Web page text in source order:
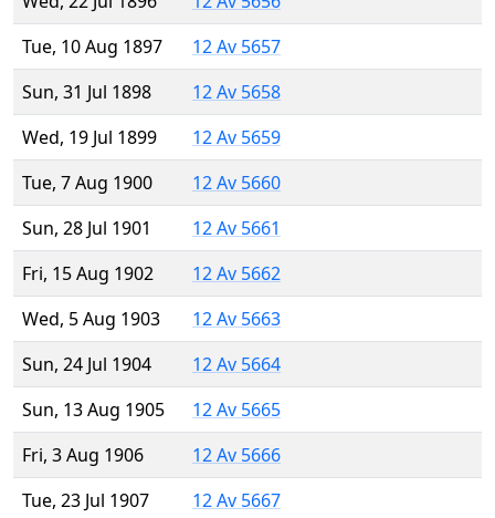
Tue, 10 Aug 1897
12 Av 5657
Sun, 31 Jul 1898
12 Av 5658
Wed, 19 Jul 1899
12 Av 5659
Tue, 7 Aug 1900
12 Av 5660
Sun, 28 Jul 1901
12 Av 5661
Fri, 15 Aug 1902
12 Av 5662
Wed, 5 Aug 1903
12 Av 5663
Sun, 24 Jul 1904
12 Av 5664
Sun, 13 Aug 1905
12 Av 5665
Fri, 3 Aug 1906
12 Av 5666
Tue, 23 Jul 1907
12 Av 5667